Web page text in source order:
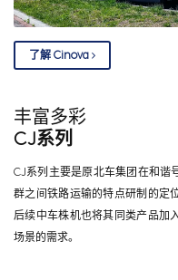
了解 Cinova
丰富多彩
CJ系列
CJ系列主要是原北车集团在和谐
群之间铁路运输的特点研制的定
后续中车株机也将其同类产品加
场景的需求。